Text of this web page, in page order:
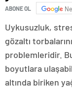
ABONE OL
Uykusuzluk,
gözaltı
problemleridir.
boyutlara
altında biriken